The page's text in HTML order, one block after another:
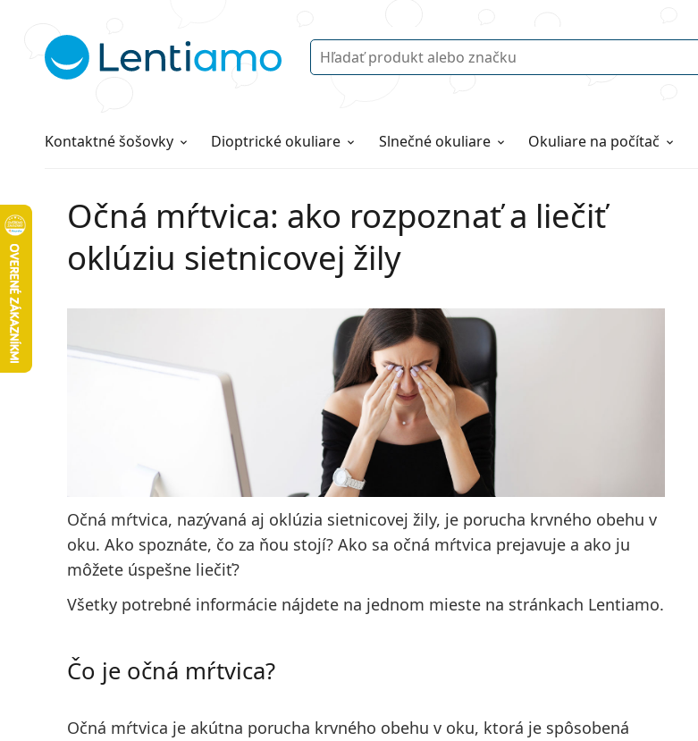
Vyhľadávanie
Kontaktné šošovky
Roztoky Dioptrické okuliare Slnečné okuliare Okuliare na počítač
Všetko o nákupe
Očná mŕtvica: ako rozpoznať a liečiť
oklúziu sietnicovej žily
Očná mŕtvica, nazývaná aj oklúzia sietnicovej žily, je porucha krvného obehu v
oku. Ako spoznáte, čo za ňou stojí? Ako sa očná mŕtvica prejavuje a ako ju
môžete úspešne liečiť?
Všetky potrebné informácie nájdete na jednom mieste na stránkach Lentiamo.
Čo je očná mŕtvica?
Očná mŕtvica je akútna porucha krvného obehu v oku, ktorá je spôsobená